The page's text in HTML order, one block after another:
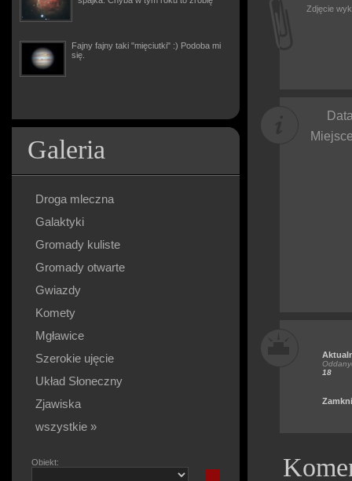
Fajny fajny taki "mięciutki" :) Podoba mi
się.
Galeria
Droga mleczna
Galaktyki
Gromady kuliste
Gromady otwarte
Gwiazdy
Komety
Mgławice
Szerokie ujęcie
Układ Słoneczny
Zjawiska
wszystkie »
Obiekt:
Zdjęcie
18